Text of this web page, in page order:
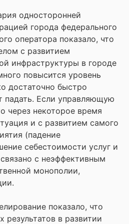
односторонней
города федерального
оператора показало, что
с развитием
инфраструктуры в городе
повысится уровень
достаточно быстро
падать. Если управляющую
через некоторое время
и с развитием самого
(падение
себестоимости услуг и
с неэффективным
монополии,
показало, что
в развитии